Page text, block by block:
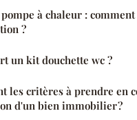
à chaleur :
?
un kit douchette wc ?
les critères à prendre en
d'un bien immobilier ?